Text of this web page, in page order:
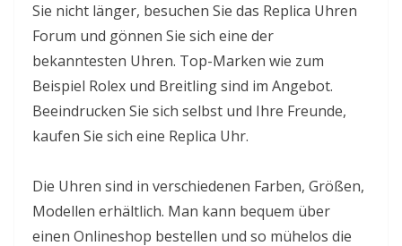
Sie nicht länger, besuchen Sie das Replica Uhren
Forum und gönnen Sie sich eine der
bekanntesten Uhren. Top-Marken wie zum
Beispiel Rolex und Breitling sind im Angebot.
Beeindrucken Sie sich selbst und Ihre Freunde,
kaufen Sie sich eine Replica Uhr.
Die Uhren sind in verschiedenen Farben, Größen,
Modellen erhältlich. Man kann bequem über
einen Onlineshop bestellen und so mühelos die